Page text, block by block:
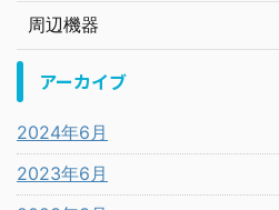
周辺機器
アーカイブ
2024年6月
2023年6月